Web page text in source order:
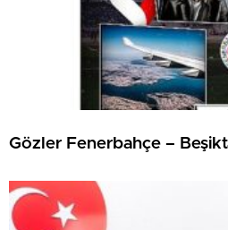
Gözler Fenerbahçe –